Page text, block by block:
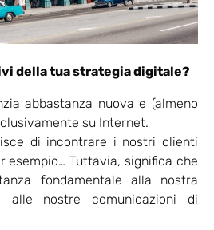
della tua strategia digitale?
abbastanza nuova e (almeno
su Internet.
di incontrare i nostri clienti
esempio… Tuttavia, significa che
fondamentale alla nostra
alle nostre comunicazioni di